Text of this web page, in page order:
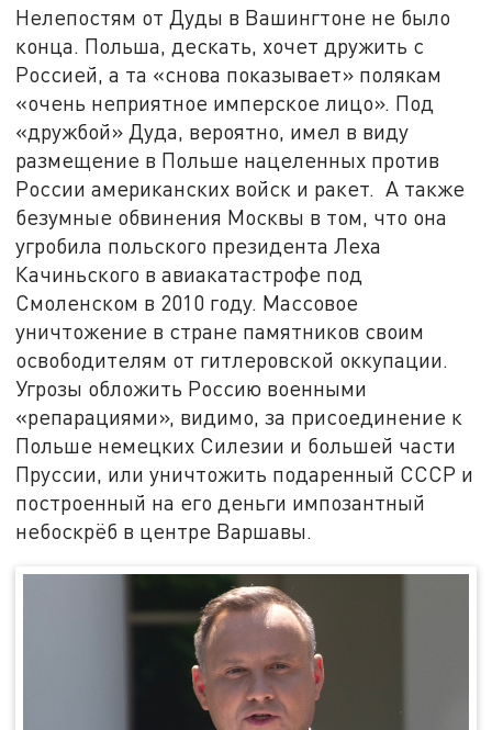
Нелепостям от Дуды в Вашингтоне не было
конца. Польша, дескать, хочет дружить с
Россией, а та «снова показывает» полякам
«очень неприятное имперское лицо». Под
«дружбой» Дуда, вероятно, имел в виду
размещение в Польше нацеленных против
России американских войск и ракет. А также
безумные обвинения Москвы в том, что она
угробила польского президента Леха
Качиньского в авиакатастрофе под
Смоленском в 2010 году. Массовое
уничтожение в стране памятников своим
освободителям от гитлеровской оккупации.
Угрозы обложить Россию военными
«репарациями», видимо, за присоединение к
Польше немецких Силезии и большей части
Пруссии, или уничтожить подаренный СССР и
построенный на его деньги импозантный
небоскрёб в центре Варшавы.